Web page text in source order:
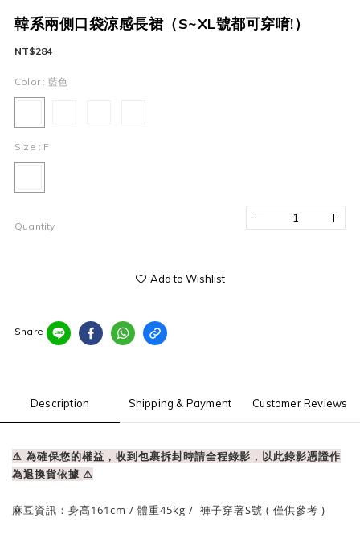
韓系兩側口袋涼感長裙（S~XL號都可穿唷!）
NT$284
Color : 藍色
Size : F
Quantity
Add to Wishlist
Share
Description Shipping & Payment Customer Reviews
⚠ 為確保您的權益，收到包裹拆封時請全程錄影，以此錄影憑證作
為退換貨依據 ⚠
麻豆資訊： 身高161cm / 體重45kg / 褲子穿著S號 ( 僅供參考 )